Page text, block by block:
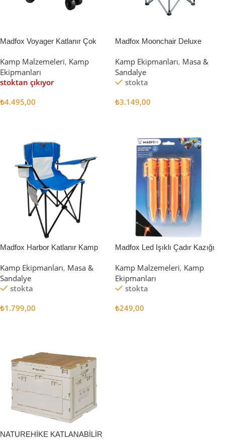
Madfox Voyager Katlanır Çok
[Vagon] BLACK
Kamp Malzemeleri, Kamp
Ekipmanları
stoktan çıkıyor
₺4.495,00
Madfox Moonchair Deluxe
Siyah/Gri
Kamp Ekipmanları, Masa &
Sandalye
stokta
₺3.149,00
Madfox Harbor Katlanır Kamp
Kamp Ekipmanları, Masa &
Sandalye
stokta
₺1.799,00
Madfox Led Işıklı Çadır Kazığı
Kamp Malzemeleri, Kamp
Ekipmanları
stokta
₺249,00
NATUREHİKE KATLANABİLİR